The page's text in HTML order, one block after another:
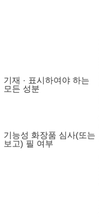
기재 · 표시하여야 하는
모든 성분
기능성 화장품 심사(또는
보고) 필 여부